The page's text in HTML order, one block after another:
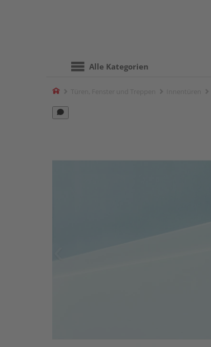
Alle Kategorien
Home